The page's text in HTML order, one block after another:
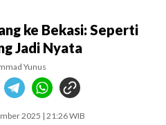
ke Bekasi: Seperti
Jadi Nyata
Yunus
2025 | 21:26 WIB